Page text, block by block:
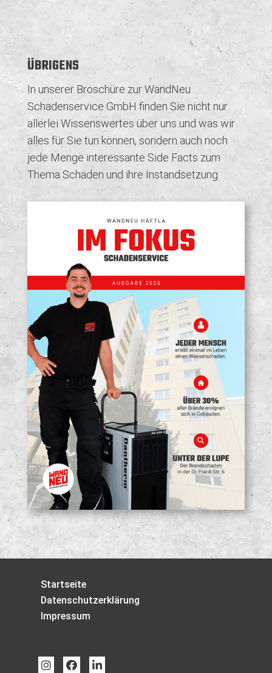
ÜBRIGENS
In unserer Broschüre zur WandNeu
Schadenservice GmbH finden Sie nicht nur
allerlei Wissenswertes über uns und was wir
alles für Sie tun können, sondern auch noch
jede Menge interessante Side Facts zum
Thema Schäden und ihre Instandsetzung.
Startseite
Datenschutzerklärung
Impressum
  